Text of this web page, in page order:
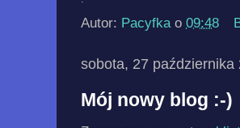
Autor: Pacyfka o 09:48
sobota, 27 października
Mój nowy blog :-)